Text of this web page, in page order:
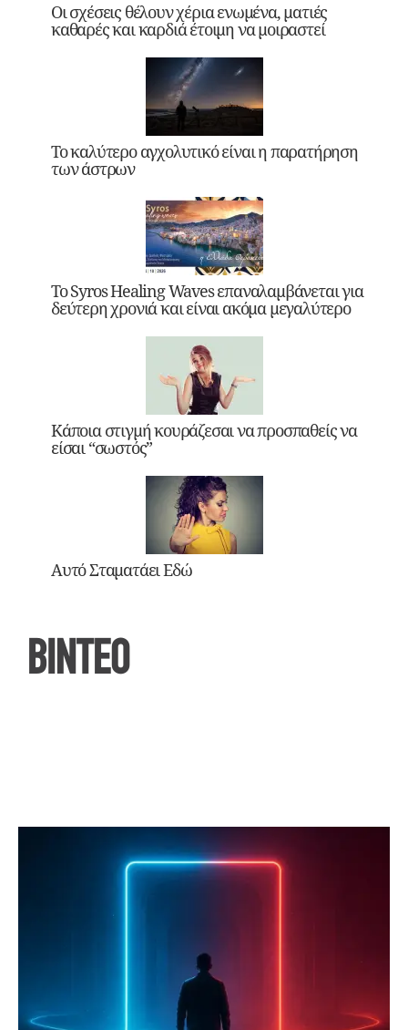
Οι σχέσεις θέλουν χέρια ενωμένα, ματιές
καθαρές και καρδιά έτοιμη να μοιραστεί
Το καλύτερο αγχολυτικό είναι η παρατήρηση
των άστρων
Το Syros Healing Waves επαναλαμβάνεται για
δεύτερη χρονιά και είναι ακόμα μεγαλύτερο
Κάποια στιγμή κουράζεσαι να προσπαθείς να
είσαι “σωστός”
Αυτό Σταματάει Εδώ
ΒΙΝΤΕΟ